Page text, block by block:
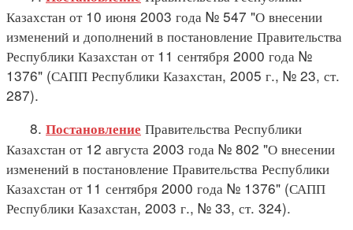
Казахстан от 10 июня 2003 года № 547 "О внесении
изменений и дополнений в постановление Правительства
Республики Казахстан от 11 сентября 2000 года №
1376" (САПП Республики Казахстан, 2005 г., № 23, ст.
287).
8. Постановление Правительства Республики
Казахстан от 12 августа 2003 года № 802 "О внесении
изменений в постановление Правительства Республики
Казахстан от 11 сентября 2000 года № 1376" (САПП
Республики Казахстан, 2003 г., № 33, ст. 324).